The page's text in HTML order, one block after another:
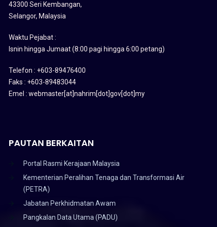
43300 Seri Kembangan,
Selangor, Malaysia
Waktu Pejabat :
Isnin hingga Jumaat (8:00 pagi hingga 6:00 petang)
Telefon : +603-89476400
Faks : +603-89483044
Emel : webmaster[at]nahrim[dot]gov[dot]my
PAUTAN BERKAITAN
Portal Rasmi Kerajaan Malaysia
Kementerian Peralihan Tenaga dan Transformasi Air
(PETRA)
Jabatan Perkhidmatan Awam
Pangkalan Data Utama (PADU)